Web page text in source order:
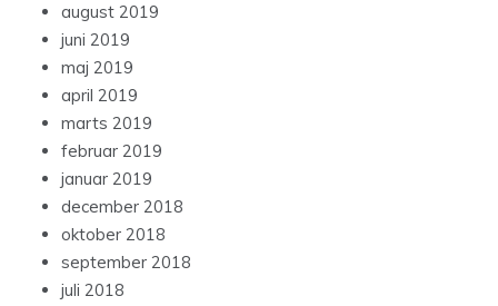
august 2019
juni 2019
maj 2019
april 2019
marts 2019
februar 2019
januar 2019
december 2018
oktober 2018
september 2018
juli 2018